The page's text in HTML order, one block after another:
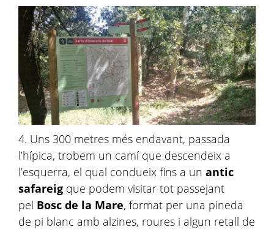
4. Uns 300 metres més endavant, passada
l’hípica, trobem un camí que descendeix a
l’esquerra, el qual condueix fins a un antic
safareig que podem visitar tot passejant
pel Bosc de la Mare, format per una pineda
de pi blanc amb alzines, roures i algun retall de